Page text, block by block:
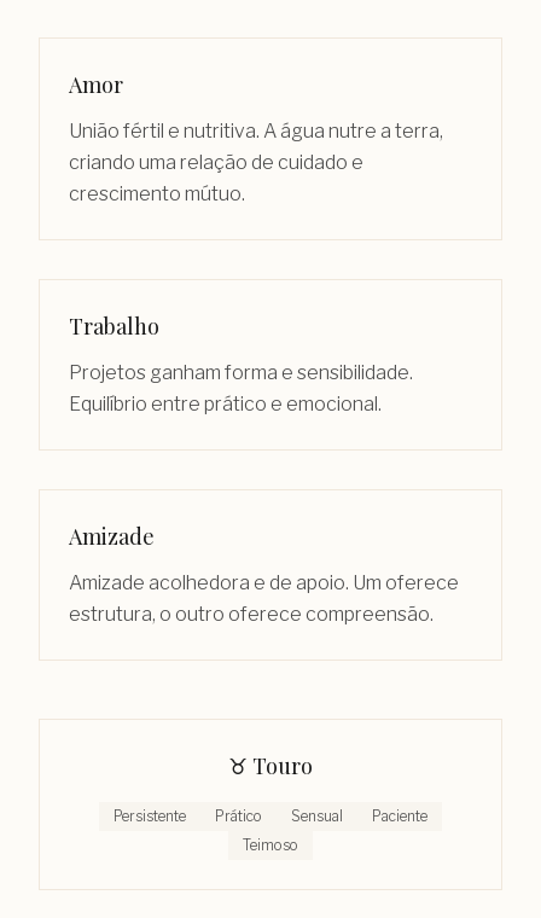
Amor
União fértil e nutritiva. A água nutre a terra,
criando uma relação de cuidado e
crescimento mútuo.
Trabalho
Projetos ganham forma e sensibilidade.
Equilíbrio entre prático e emocional.
Amizade
Amizade acolhedora e de apoio. Um oferece
estrutura, o outro oferece compreensão.
♉︎ Touro
Persistente Prático Sensual
Paciente
Teimoso